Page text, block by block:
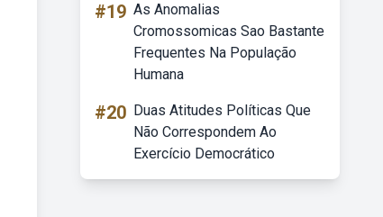
#19 As Anomalias
Cromossomicas Sao Bastante
Frequentes Na População
Humana
#20 Duas Atitudes Políticas Que
Não Correspondem Ao
Exercício Democrático